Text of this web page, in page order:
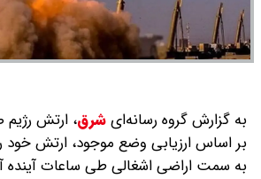
به گزارش گروه رسانه‌ایشرق، ارتش رژیم
بر اساس ارزیابی وضع موجود، ارتش
به سمت اراضی اشغالی طی ساعات آینده